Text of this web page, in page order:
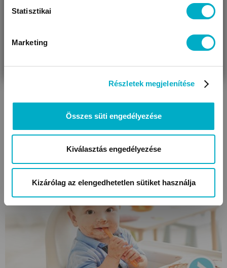
Statisztikai
Marketing
Részletek megjelenítése
Összes süti engedélyezése
Kiválasztás engedélyezése
Kizárólag az elengedhetetlen sütiket használja
VÁRANDÓS
AJÁNDÉKOT